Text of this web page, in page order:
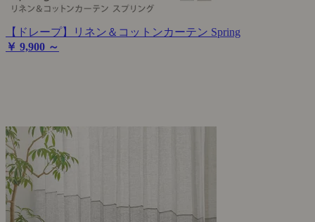
【ドレープ】リネン＆コットンカーテン Spring
￥ 9,900 ～